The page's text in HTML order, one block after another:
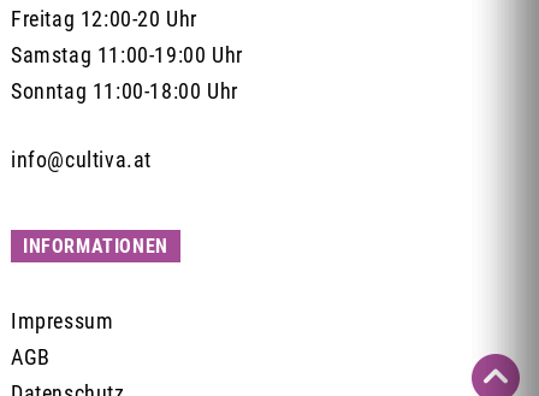
Freitag 12:00-20 Uhr
Samstag 11:00-19:00 Uhr
Sonntag 11:00-18:00 Uhr
info@cultiva.at
INFORMATIONEN
Impressum
AGB
